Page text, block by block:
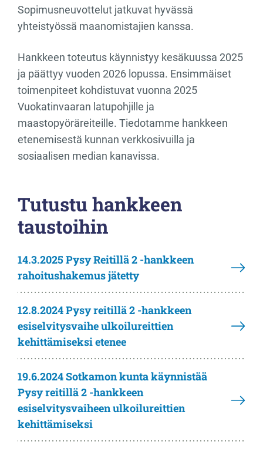
Sopimusneuvottelut jatkuvat hyvässä
yhteistyössä maanomistajien kanssa.
Hankkeen toteutus käynnistyy kesäkuussa 2025
ja päättyy vuoden 2026 lopussa. Ensimmäiset
toimenpiteet kohdistuvat vuonna 2025
Vuokatinvaaran latupohjille ja
maastopyöräreiteille. Tiedotamme hankkeen
etenemisestä kunnan verkkosivuilla ja
sosiaalisen median kanavissa.
Tutustu hankkeen
taustoihin
14.3.2025 Pysy Reitillä 2 -hankkeen
rahoitushakemus jätetty
12.8.2024 Pysy reitillä 2 -hankkeen
esiselvitysvaihe ulkoilureittien
kehittämiseksi etenee
19.6.2024 Sotkamon kunta käynnistää
Pysy reitillä 2 -hankkeen
esiselvitysvaiheen ulkoilureittien
kehittämiseksi